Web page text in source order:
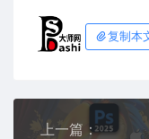
复制本
上一篇：